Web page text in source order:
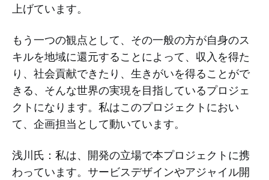
上げています。
もう一つの観点として、その一般の方が自身のス
キルを地域に還元することによって、収入を得た
り、社会貢献できたり、生きがいを得ることがで
きる、そんな世界の実現を目指しているプロジェ
クトになります。私はこのプロジェクトにおい
て、企画担当として動いています。
浅川氏：私は、開発の立場で本プロジェクトに携
わっています。サービスデザインやアジャイル開